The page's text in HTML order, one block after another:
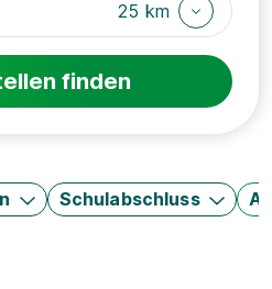
25 km
finden
Schulabschluss